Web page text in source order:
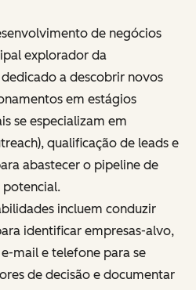
de negócios
explorador da
a descobrir novos
em estágios
se especializam em
qualificação de leads e
abastecer o pipeline de
potencial.
incluem conduzir
identificar empresas-alvo,
mail e telefone para se
de decisão e documentar